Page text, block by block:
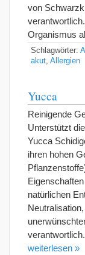
von
Organismus
Schlagwörter:
akut Allergien
Yucca
Reinigende
Unterstützt
Yucca
ihren hohen
natürlichen
weiterlesen »